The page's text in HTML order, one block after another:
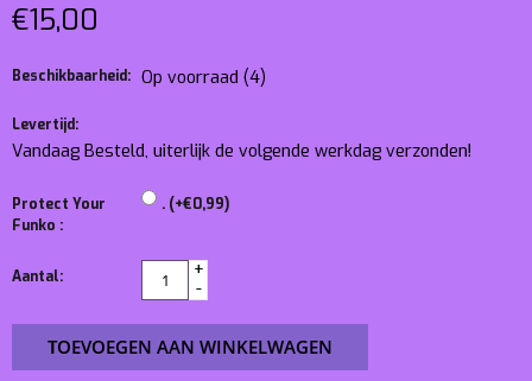
€15,00
Beschikbaarheid: Op voorraad (4)
Levertijd:
Vandaag Besteld, uiterlijk de volgende werkdag verzonden!
Protect Your
Funko :
. (+€0,99)
Aantal:
+
-
TOEVOEGEN AAN WINKELWAGEN